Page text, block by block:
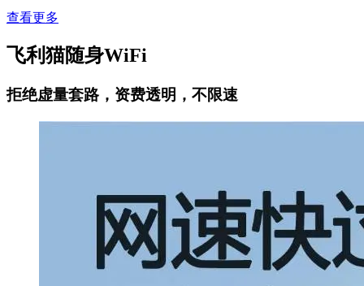
查看更多
飞利猫随身WiFi
拒绝虚量套路，资费透明，不限速